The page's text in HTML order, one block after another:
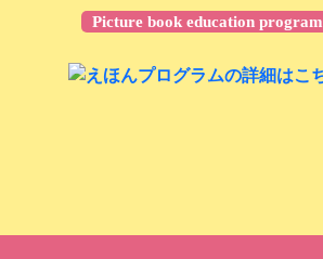
Picture book education program